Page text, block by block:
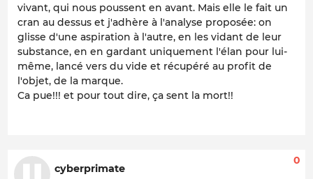
vivant, qui nous poussent en avant. Mais elle le fait un
cran au dessus et j'adhère à l'analyse proposée: on
glisse d'une aspiration à l'autre, en les vidant de leur
substance, en en gardant uniquement l'élan pour lui-
même, lancé vers du vide et récupéré au profit de
l'objet, de la marque.
Ca pue!!! et pour tout dire, ça sent la mort!!
cyberprimate
0